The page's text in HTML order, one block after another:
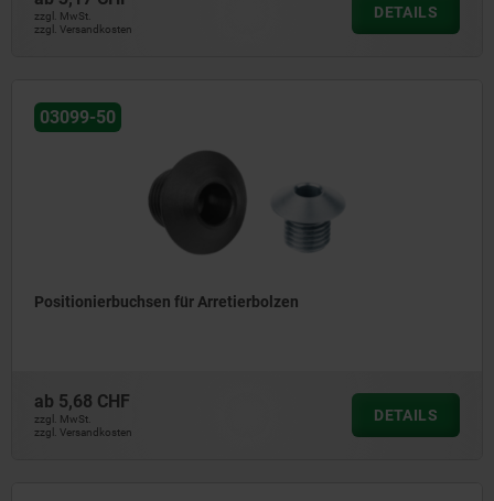
zzgl. MwSt.
zzgl. Versandkosten
DETAILS
03099-50
Positionierbuchsen für Arretierbolzen
ab 5,68 CHF
zzgl. MwSt.
zzgl. Versandkosten
DETAILS